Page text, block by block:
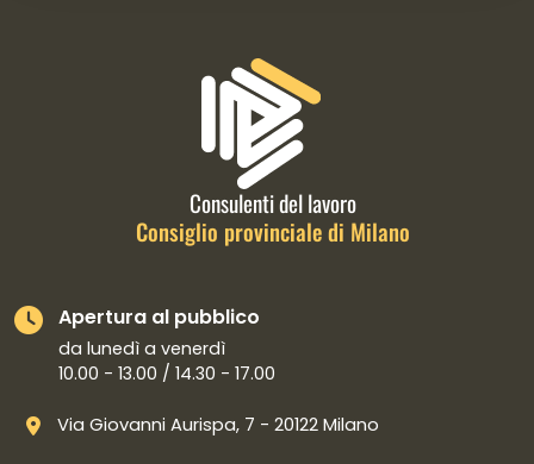
Informazioni di contatto e link
Consulenti del lavoro
Consiglio provinciale di Milano
Apertura al pubblico
da lunedì a venerdì
10.00 - 13.00 / 14.30 - 17.00
Via Giovanni Aurispa, 7 - 20122 Milano